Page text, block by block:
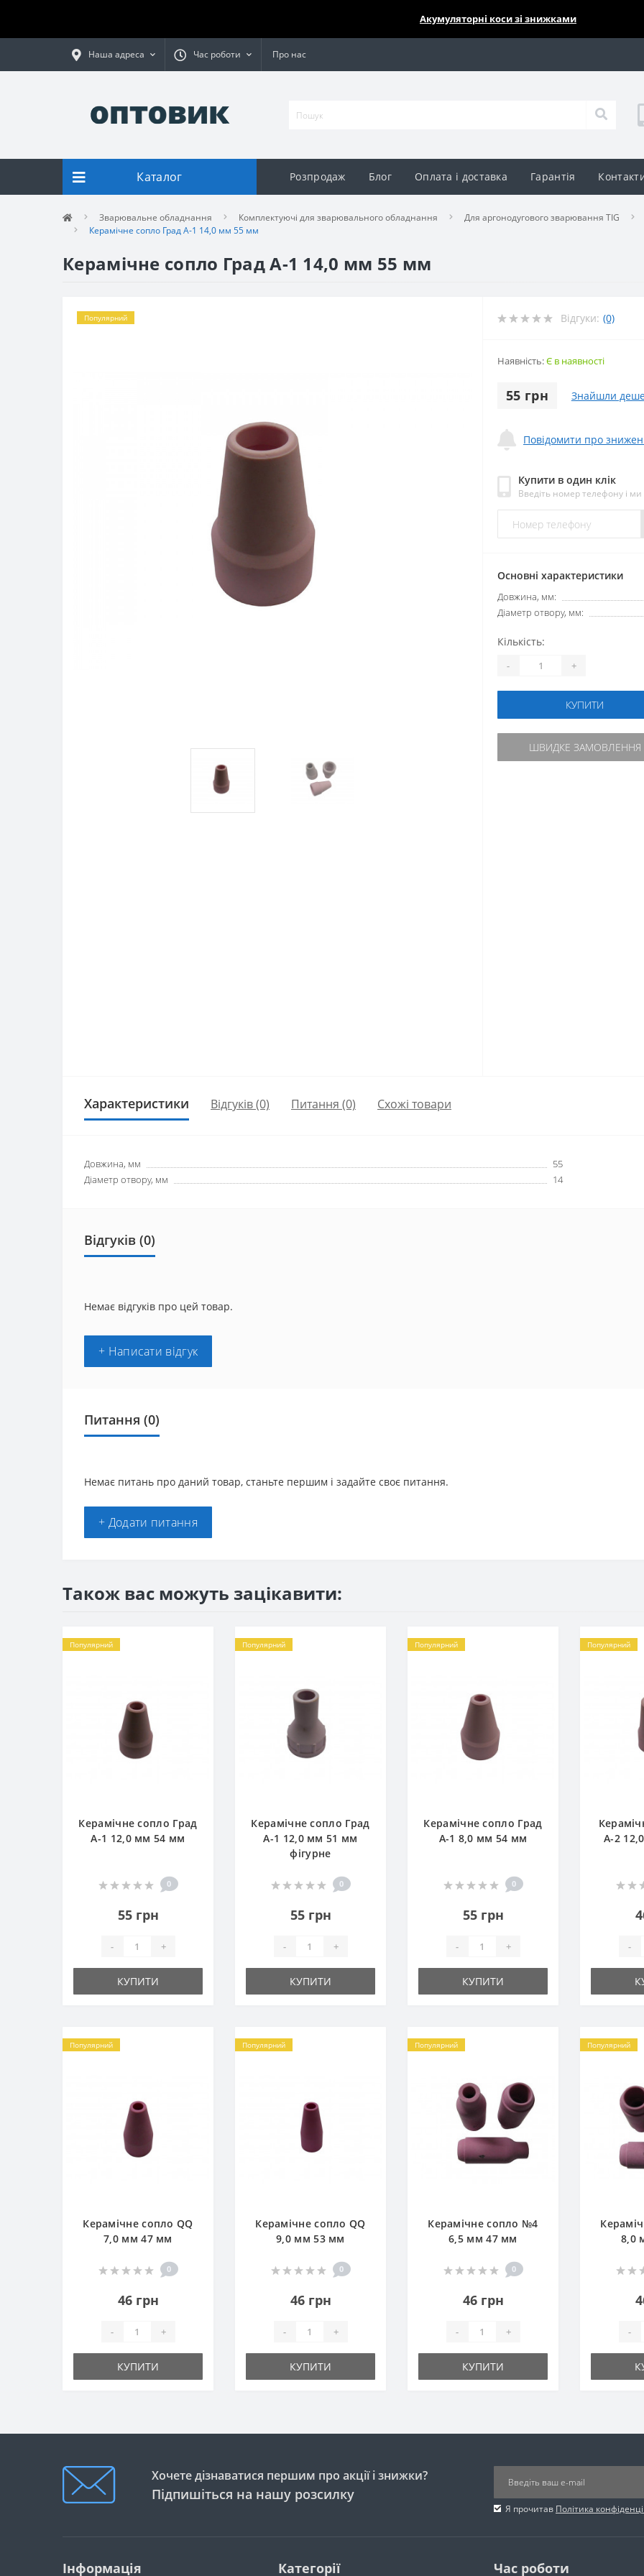
Акумуляторні коси зі знижками
Наша адреса Час роботи Про нас
Каталог Розпродаж Блог Оплата і доставка Гарантія
Зварювальне обладнання Комплектуючі для зварювального обладнання
Для аргонодугового зварювання TIG
Керамічне сопло Град А-1 14,0 мм 55 мм
Керамічне сопло Град А-1 14,0 мм 55 мм
Популярний Відгуки: (0)
Наявність:Є в наявності
55 грн Знайшли
Повідомити про
Купити в один клік
Введіть номер телефону і
Основні характеристики
Довжина, мм:
Діаметр отвору, мм:
Кількість:
- +
КУПИТИ
ШВИДКЕ ЗАМОВЛЕННЯ
Характеристики Відгуків (0) Питання (0) Схожі товари
Довжина, мм
55
Діаметр отвору, мм
14
Відгуків (0)
Немає відгуків про цей товар.
+ Написати відгук
Питання (0)
Немає питань про даний товар, станьте першим і задайте своє питання.
+ Додати питання
Також вас можуть зацікавити:
Популярний
Керамічне сопло Град
А-1 12,0 мм 54 мм
0
55 грн
- +
КУПИТИ
Популярний
Керамічне сопло Град
А-1 12,0 мм 51 мм
фігурне
0
55 грн
- +
КУПИТИ
Популярний
Керамічне сопло Град
А-1 8,0 мм 54 мм
0
55 грн
- +
КУПИТИ
Популярний
А-2
-
Популярний
Керамічне сопло QQ
7,0 мм 47 мм
0
46 грн
- +
КУПИТИ
Популярний
Керамічне сопло QQ
9,0 мм 53 мм
0
46 грн
- +
КУПИТИ
Популярний
Керамічне сопло №4
6,5 мм 47 мм
0
46 грн
- +
КУПИТИ
Популярний
8,0
-
Хочете дізнаватися першим про акції і знижки?
Підпишіться на нашу розсилку
Я прочитав Політика
Інформація Категорії Час роботи